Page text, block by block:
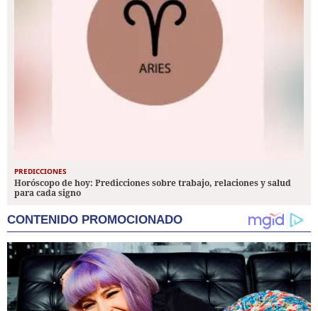
PREDICCIONES
Horóscopo de hoy: Predicciones sobre trabajo, relaciones y salud
para cada signo
CONTENIDO PROMOCIONADO